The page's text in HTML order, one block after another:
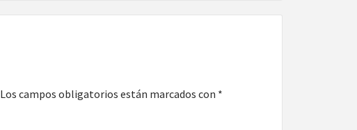
Los campos obligatorios están marcados con *